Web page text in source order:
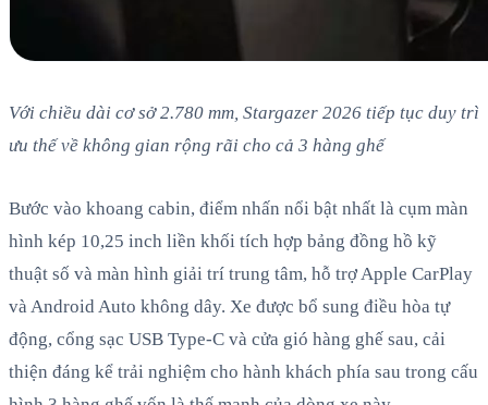
Với chiều dài cơ sở 2.780 mm, Stargazer 2026 tiếp tục duy trì
ưu thế về không gian rộng rãi cho cả 3 hàng ghế
Bước vào khoang cabin, điểm nhấn nổi bật nhất là cụm màn
hình kép 10,25 inch liền khối tích hợp bảng đồng hồ kỹ
thuật số và màn hình giải trí trung tâm, hỗ trợ Apple CarPlay
và Android Auto không dây. Xe được bổ sung điều hòa tự
động, cổng sạc USB Type-C và cửa gió hàng ghế sau, cải
thiện đáng kể trải nghiệm cho hành khách phía sau trong cấu